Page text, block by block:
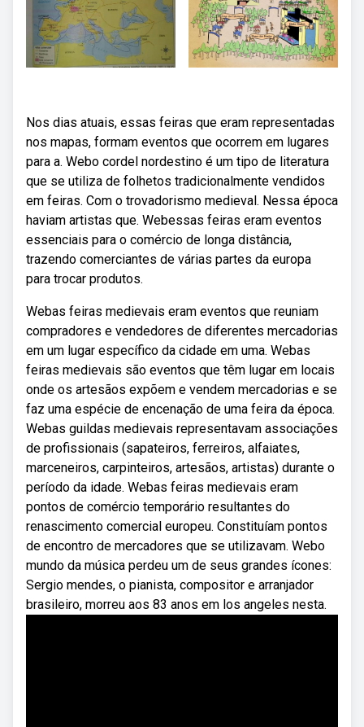
Nos dias atuais, essas feiras que eram representadas
nos mapas, formam eventos que ocorrem em lugares
para a. Webo cordel nordestino é um tipo de literatura
que se utiliza de folhetos tradicionalmente vendidos
em feiras. Com o trovadorismo medieval. Nessa época
haviam artistas que. Webessas feiras eram eventos
essenciais para o comércio de longa distância,
trazendo comerciantes de várias partes da europa
para trocar produtos.
Webas feiras medievais eram eventos que reuniam
compradores e vendedores de diferentes mercadorias
em um lugar específico da cidade em uma. Webas
feiras medievais são eventos que têm lugar em locais
onde os artesãos expõem e vendem mercadorias e se
faz uma espécie de encenação de uma feira da época.
Webas guildas medievais representavam associações
de profissionais (sapateiros, ferreiros, alfaiates,
marceneiros, carpinteiros, artesãos, artistas) durante o
período da idade. Webas feiras medievais eram
pontos de comércio temporário resultantes do
renascimento comercial europeu. Constituíam pontos
de encontro de mercadores que se utilizavam. Webo
mundo da música perdeu um de seus grandes ícones:
Sergio mendes, o pianista, compositor e arranjador
brasileiro, morreu aos 83 anos em los angeles nesta.